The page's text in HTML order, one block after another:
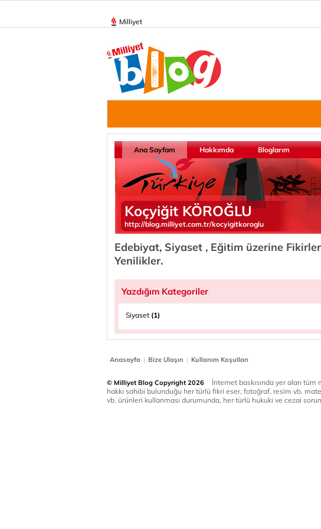
Milliyet
Ana Sayfam Hakkımda Bloglarım
Koçyiğit KÖROĞLU
http://blog.milliyet.com.tr/kocyigitkoroglu
Edebiyat, Siyaset , Eğitim üzerine
Yenilikler.
Yazdığım Kategoriler
Siyaset (1)
Anasayfa | Bize Ulaşın | Kullanım Koşulları
© Milliyet Blog Copyright 2026
İnternet baskısında yer alan
hakkı sahibi bulunduğu her türlü fikri eser, fotoğraf, resim vb.
vb. ürünleri kullanması durumunda, her türlü hukuki ve cezai